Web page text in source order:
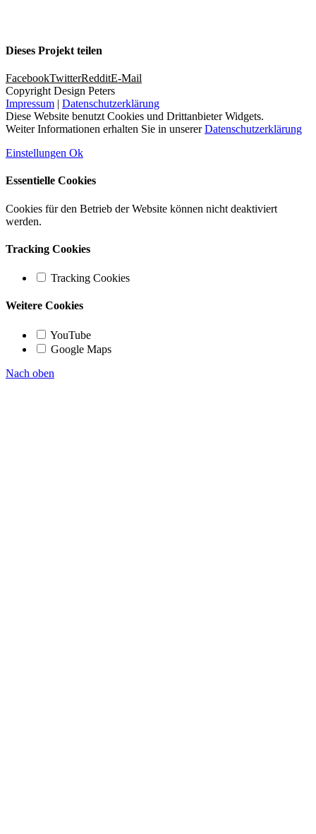
Dieses Projekt teilen
FacebookTwitterRedditE-Mail
Copyright Design Peters
Impressum | Datenschutzerklärung
Diese Website benutzt Cookies und Drittanbieter Widgets.
Weiter Informationen erhalten Sie in unsererDatenschutzerklärung
Einstellungen Ok
Essentielle Cookies
Cookies für den Betrieb der Website können nicht deaktiviert
werden.
Tracking Cookies
Tracking Cookies
Weitere Cookies
YouTube
Google Maps
Nach oben